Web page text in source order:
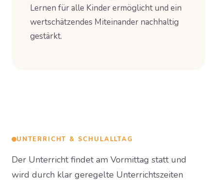
Lernen für alle Kinder ermöglicht und ein
wertschätzendes Miteinander nachhaltig
gestärkt.
UNTERRICHT & SCHULALLTAG
Der Unterricht findet am Vormittag statt und
wird durch klar geregelte Unterrichtszeiten